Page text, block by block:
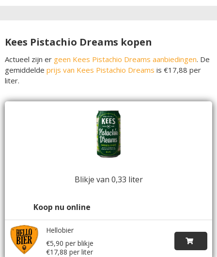
Kees Pistachio Dreams kopen
Actueel zijn er geen Kees Pistachio Dreams aanbiedingen. De
gemiddelde prijs van Kees Pistachio Dreams is €17,88 per
liter.
Blikje van 0,33 liter
Koop nu online
Hellobier
€5,90 per blikje
€17,88 per liter